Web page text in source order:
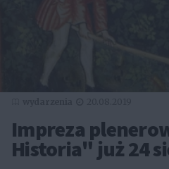
Impreza
Historia" już 24